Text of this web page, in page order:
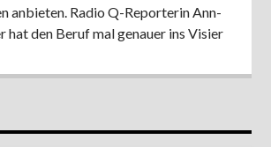
anbieten. Radio Q-Reporterin Ann-
hat den Beruf mal genauer ins Visier